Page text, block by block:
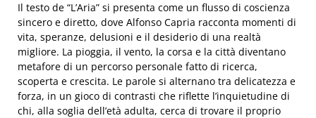
Il testo de “L’Aria” si presenta come un flusso di coscienza
sincero e diretto, dove Alfonso Capria racconta momenti di
vita, speranze, delusioni e il desiderio di una realtà
migliore. La pioggia, il vento, la corsa e la città diventano
metafore di un percorso personale fatto di ricerca,
scoperta e crescita. Le parole si alternano tra delicatezza e
forza, in un gioco di contrasti che riflette l’inquietudine di
chi, alla soglia dell’età adulta, cerca di trovare il proprio